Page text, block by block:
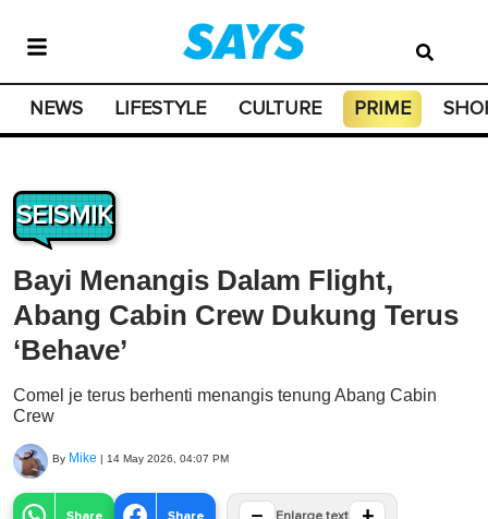
NEWS LIFESTYLE CULTURE PRIME
SEISMIK
Bayi Menangis Dalam Flight,
Abang Cabin Crew Dukung Terus
‘Behave’
Comel je terus berhenti menangis tenung Abang Cabin
Crew
By Mike | 14 May 2026, 04:07 PM